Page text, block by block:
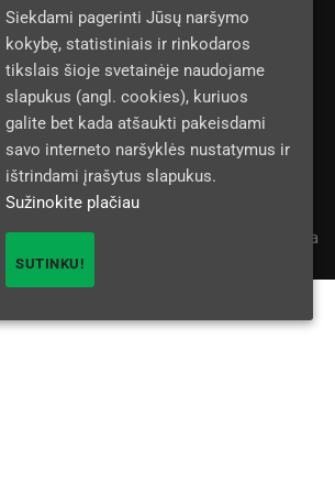
Privatumo politika
Siekdami pagerinti Jūsų naršymo
kokybę, statistiniais ir rinkodaros
tikslais šioje svetainėje naudojame
slapukus (angl. cookies), kuriuos
galite bet kada atšaukti pakeisdami
savo interneto naršyklės nustatymus ir
ištrindami įrašytus slapukus.
Sužinokite plačiau
SUTINKU!